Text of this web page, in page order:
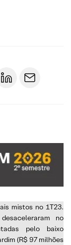
mistos no 1T23.
no
pelo baixo
(R$ 97 milhões